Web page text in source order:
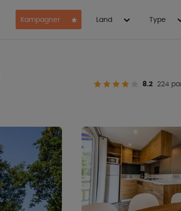
Kampagner Land Type
8.2 224